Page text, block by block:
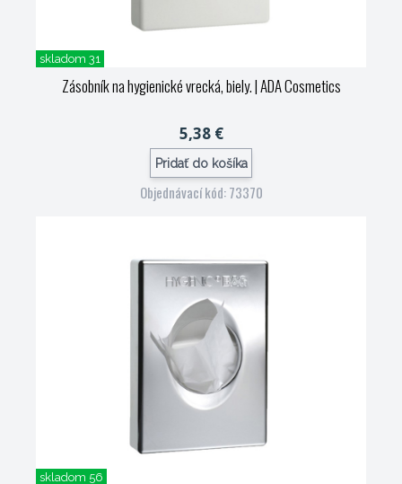
skladom 31
Zásobník na hygienické vrecká, biely.| ADA Cosmetics
5,38 €
Pridať do košíka
Objednávací kód: 73370
skladom 56